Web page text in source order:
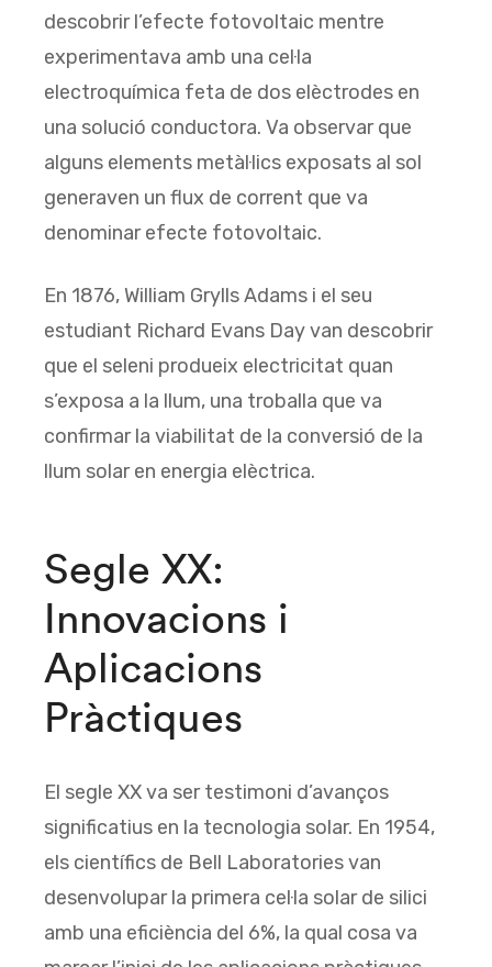
descobrir l’efecte fotovoltaic mentre
experimentava amb una cel·la
electroquímica feta de dos elèctrodes en
una solució conductora. Va observar que
alguns elements metàl·lics exposats al sol
generaven un flux de corrent que va
denominar efecte fotovoltaic.
En 1876, William Grylls Adams i el seu
estudiant Richard Evans Day van descobrir
que el seleni produeix electricitat quan
s’exposa a la llum, una troballa que va
confirmar la viabilitat de la conversió de la
llum solar en energia elèctrica.
Segle XX:
Innovacions i
Aplicacions
Pràctiques
El segle XX va ser testimoni d’avanços
significatius en la tecnologia solar. En 1954,
els científics de Bell Laboratories van
desenvolupar la primera cel·la solar de silici
amb una eficiència del 6%, la qual cosa va